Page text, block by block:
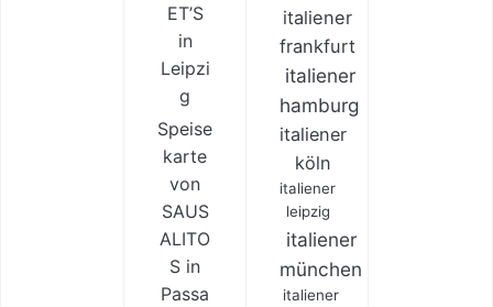
ET’S
in
Leipzi
g
Speise
karte
von
SAUS
ALITO
S in
Passa
italiener
frankfurt
italiener
hamburg
italiener
köln
italiener
leipzig
italiener
münchen
italiener